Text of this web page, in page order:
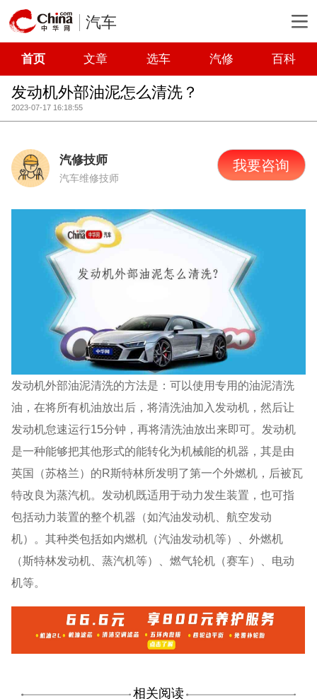
汽车
首页 文章 选车 汽修 百科
发动机外部油泥怎么清洗？
2023-07-17 16:18:55
汽修技师
汽车维修技师
我要咨询
发动机外部油泥清洗的方法是：可以使用专用的油泥清洗
油，在将所有机油放出后，将清洗油加入发动机，然后让
发动机怠速运行15分钟，再将清洗油放出来即可。发动机
是一种能够把其他形式的能转化为机械能的机器，其是由
英国（苏格兰）的R斯特林所发明了第一个外燃机，后被瓦
特改良为蒸汽机。发动机既适用于动力发生装置，也可指
包括动力装置的整个机器（如汽油发动机、航空发动
机）。其种类包括如内燃机（汽油发动机等）、外燃机
（斯特林发动机、蒸汽机等）、燃气轮机（赛车）、电动
机等。
相关阅读